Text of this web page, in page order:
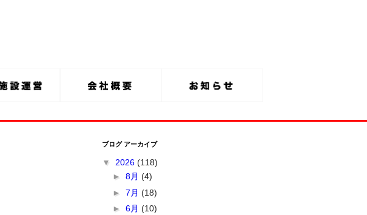
ブログ アーカイブ
▼ 2026 (118)
► 8月 (4)
► 7月 (18)
► 6月 (10)